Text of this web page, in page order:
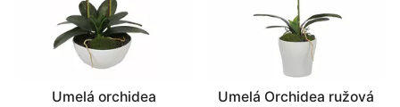
Umelá orchidea
Umelá Orchidea ružová